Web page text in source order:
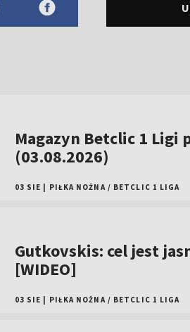
Magazyn Betclic 1 Ligi
(03.08.2026)
03 SIE PIŁKA NOŻNA / BETCLIC 1 LIGA
Gutkovskis: cel jest
[WIDEO]
03 SIE PIŁKA NOŻNA / BETCLIC 1 LIGA